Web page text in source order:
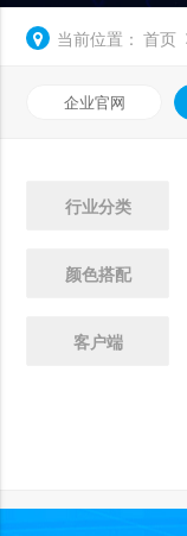
当前位置： 首页
企业官网
行业分类
颜色搭配
客户端